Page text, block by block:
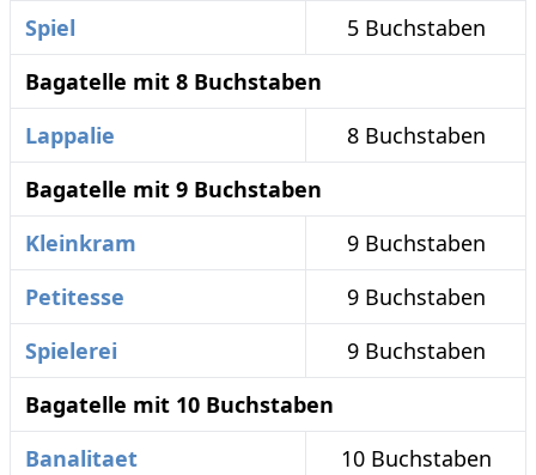
Spiel
5 Buchstaben
Bagatelle mit 8 Buchstaben
Lappalie
8 Buchstaben
Bagatelle mit 9 Buchstaben
Kleinkram
9 Buchstaben
Petitesse
9 Buchstaben
Spielerei
9 Buchstaben
Bagatelle mit 10 Buchstaben
Banalitaet
10 Buchstaben